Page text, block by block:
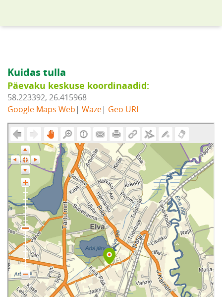
Kuidas tulla
Päevaku keskuse koordinaadid:
58.223392, 26.415968
Google Maps Web | Waze| Geo URI